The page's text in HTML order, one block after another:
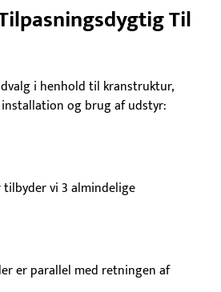
Til
i henhold til kranstruktur,
og brug af udstyr:
vi 3 almindelige
er parallel med retningen af